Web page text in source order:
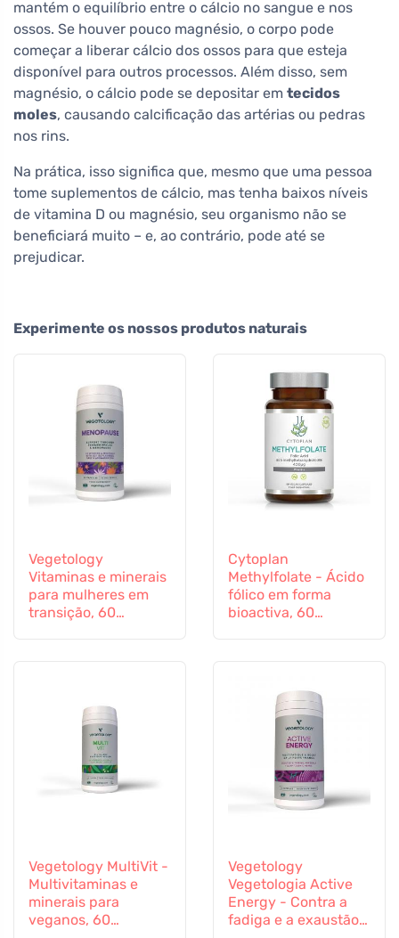
mantém o equilíbrio entre o cálcio no sangue e nos
ossos. Se houver pouco magnésio, o corpo pode
começar a liberar cálcio dos ossos para que esteja
disponível para outros processos. Além disso, sem
magnésio, o cálcio pode se depositar em tecidos
moles, causando calcificação das artérias ou pedras
nos rins.
Na prática, isso significa que, mesmo que uma pessoa
tome suplementos de cálcio, mas tenha baixos níveis
de vitamina D ou magnésio, seu organismo não se
beneficiará muito – e, ao contrário, pode até se
prejudicar.
Experimente os nossos produtos naturais
Vegetology
Vitaminas e minerais
para mulheres em
transição, 60
Cytoplan
Methylfolate - Ácido
fólico em forma
bioactiva, 60
Vegetology MultiVit -
Multivitaminas e
minerais para
veganos, 60
Vegetology
Vegetologia Active
Energy - Contra a
fadiga e a exaustão,